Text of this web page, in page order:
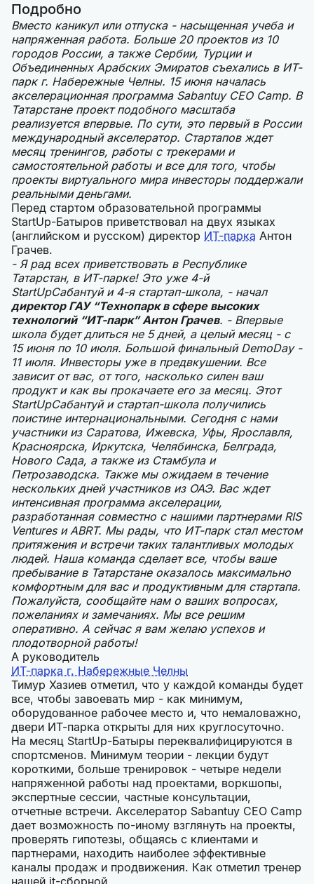
Подробно
Вместо каникул или отпуска - насыщенная учеба и
напряженная работа. Больше 20 проектов из 10
городов России, а также Сербии, Турции и
Объединенных Арабских Эмиратов съехались в ИТ-
парк г. Набережные Челны. 15 июня началась
акселерационная программа Sabantuy CEO Camp. В
Татарстане проект подобного масштаба
реализуется впервые. По сути, это первый в России
международный акселератор. Стартапов ждет
месяц тренингов, работы с трекерами и
самостоятельной работы и все для того, чтобы
проекты виртуального мира инвесторы поддержали
реальными деньгами.
Перед стартом образовательной программы
StartUp-Батыров приветствовал на двух языках
(английском и русском) директор ИТ-парка Антон
Грачев.
- Я рад всех приветствовать в Республике
Татарстан, в ИТ-парке! Это уже 4-й
StartUpСабантуй и 4-я стартап-школа, - начал
директор ГАУ “Технопарк в сфере высоких
технологий “ИТ-парк” Антон Грачев. - Впервые
школа будет длиться не 5 дней, а целый месяц - с
15 июня по 10 июля. Большой финальный DemoDay -
11 июля. Инвесторы уже в предвкушении. Все
зависит от вас, от того, насколько силен ваш
продукт и как вы прокачаете его за месяц. Этот
StartUpСабантуй и стартап-школа получились
поистине интернациональными. Сегодня с нами
участники из Саратова, Ижевска, Уфы, Ярославля,
Красноярска, Иркутска, Челябинска, Белграда,
Нового Сада, а также из Стамбула и
Петрозаводска. Также мы ожидаем в течение
нескольких дней участников из ОАЭ. Вас ждет
интенсивная программа акселерации,
разработанная совместно с нашими партнерами RIS
Ventures и ABRT. Мы рады, что ИТ-парк стал местом
притяжения и встречи таких талантливых молодых
людей. Наша команда сделает все, чтобы ваше
пребывание в Татарстане оказалось максимально
комфортным для вас и продуктивным для стартапа.
Пожалуйста, сообщайте нам о ваших вопросах,
пожеланиях и замечаниях. Мы все решим
оперативно. А сейчас я вам желаю успехов и
плодотворной работы!
А руководитель
ИТ-парка г. Набережные Челны
Тимур Хазиев отметил, что у каждой команды будет
все, чтобы завоевать мир - как минимум,
оборудованное рабочее место и, что немаловажно,
двери ИТ-парка открыты для них круглосуточно.
На месяц StartUp-Батыры переквалифицируются в
спортсменов. Минимум теории - лекции будут
короткими, больше тренировок - четыре недели
напряженной работы над проектами, воркшопы,
экспертные сессии, частные консультации,
отчетные встречи. Акселератор Sabantuy CEO Camp
дает возможность по-иному взглянуть на проекты,
проверять гипотезы, общаясь с клиентами и
партнерами, находить наиболее эффективные
каналы продаж и продвижения. Как отметил тренер